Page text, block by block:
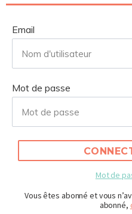
Email
Mot de passe
Mot de
Vous êtes abonné et vous
abonné,